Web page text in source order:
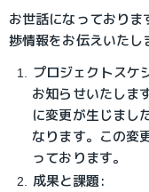
お世話になっており
捗情報をお伝えいたし
プロジェクトスケ
お知らせいたしま
に変更が生じまし
なります。この変
っております。
成果と課題: